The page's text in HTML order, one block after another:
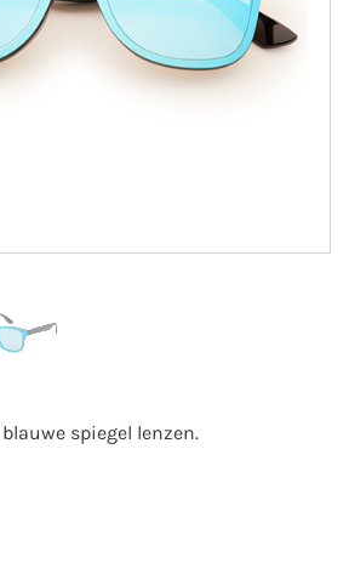
spiegel lenzen.